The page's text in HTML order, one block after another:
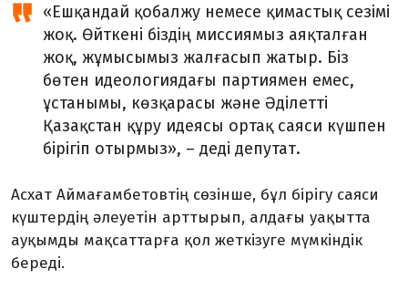
«Ешқандай қобалжу немесе қимастық сезімі
жоқ. Өйткені біздің миссиямыз аяқталған
жоқ, жұмысымыз жалғасып жатыр. Біз
бөтен идеологиядағы партиямен емес,
ұстанымы, көзқарасы және Әділетті
Қазақстан құру идеясы ортақ саяси күшпен
бірігіп отырмыз», – деді депутат.
Асхат Аймағамбетовтің сөзінше, бұл бірігу саяси
күштердің әлеуетін арттырып, алдағы уақытта
ауқымды мақсаттарға қол жеткізуге мүмкіндік
береді.